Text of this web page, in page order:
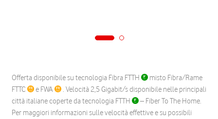
Offerta disponibile su tecnologia Fibra FTTH
misto Fibra/Rame
FTTC
e FWA
. Velocità 2,5 Gigabit/s disponibile nelle principali
città italiane coperte da tecnologia FTTH
– Fiber To The Home.
Per maggiori informazioni sulle velocità effettive e su possibili